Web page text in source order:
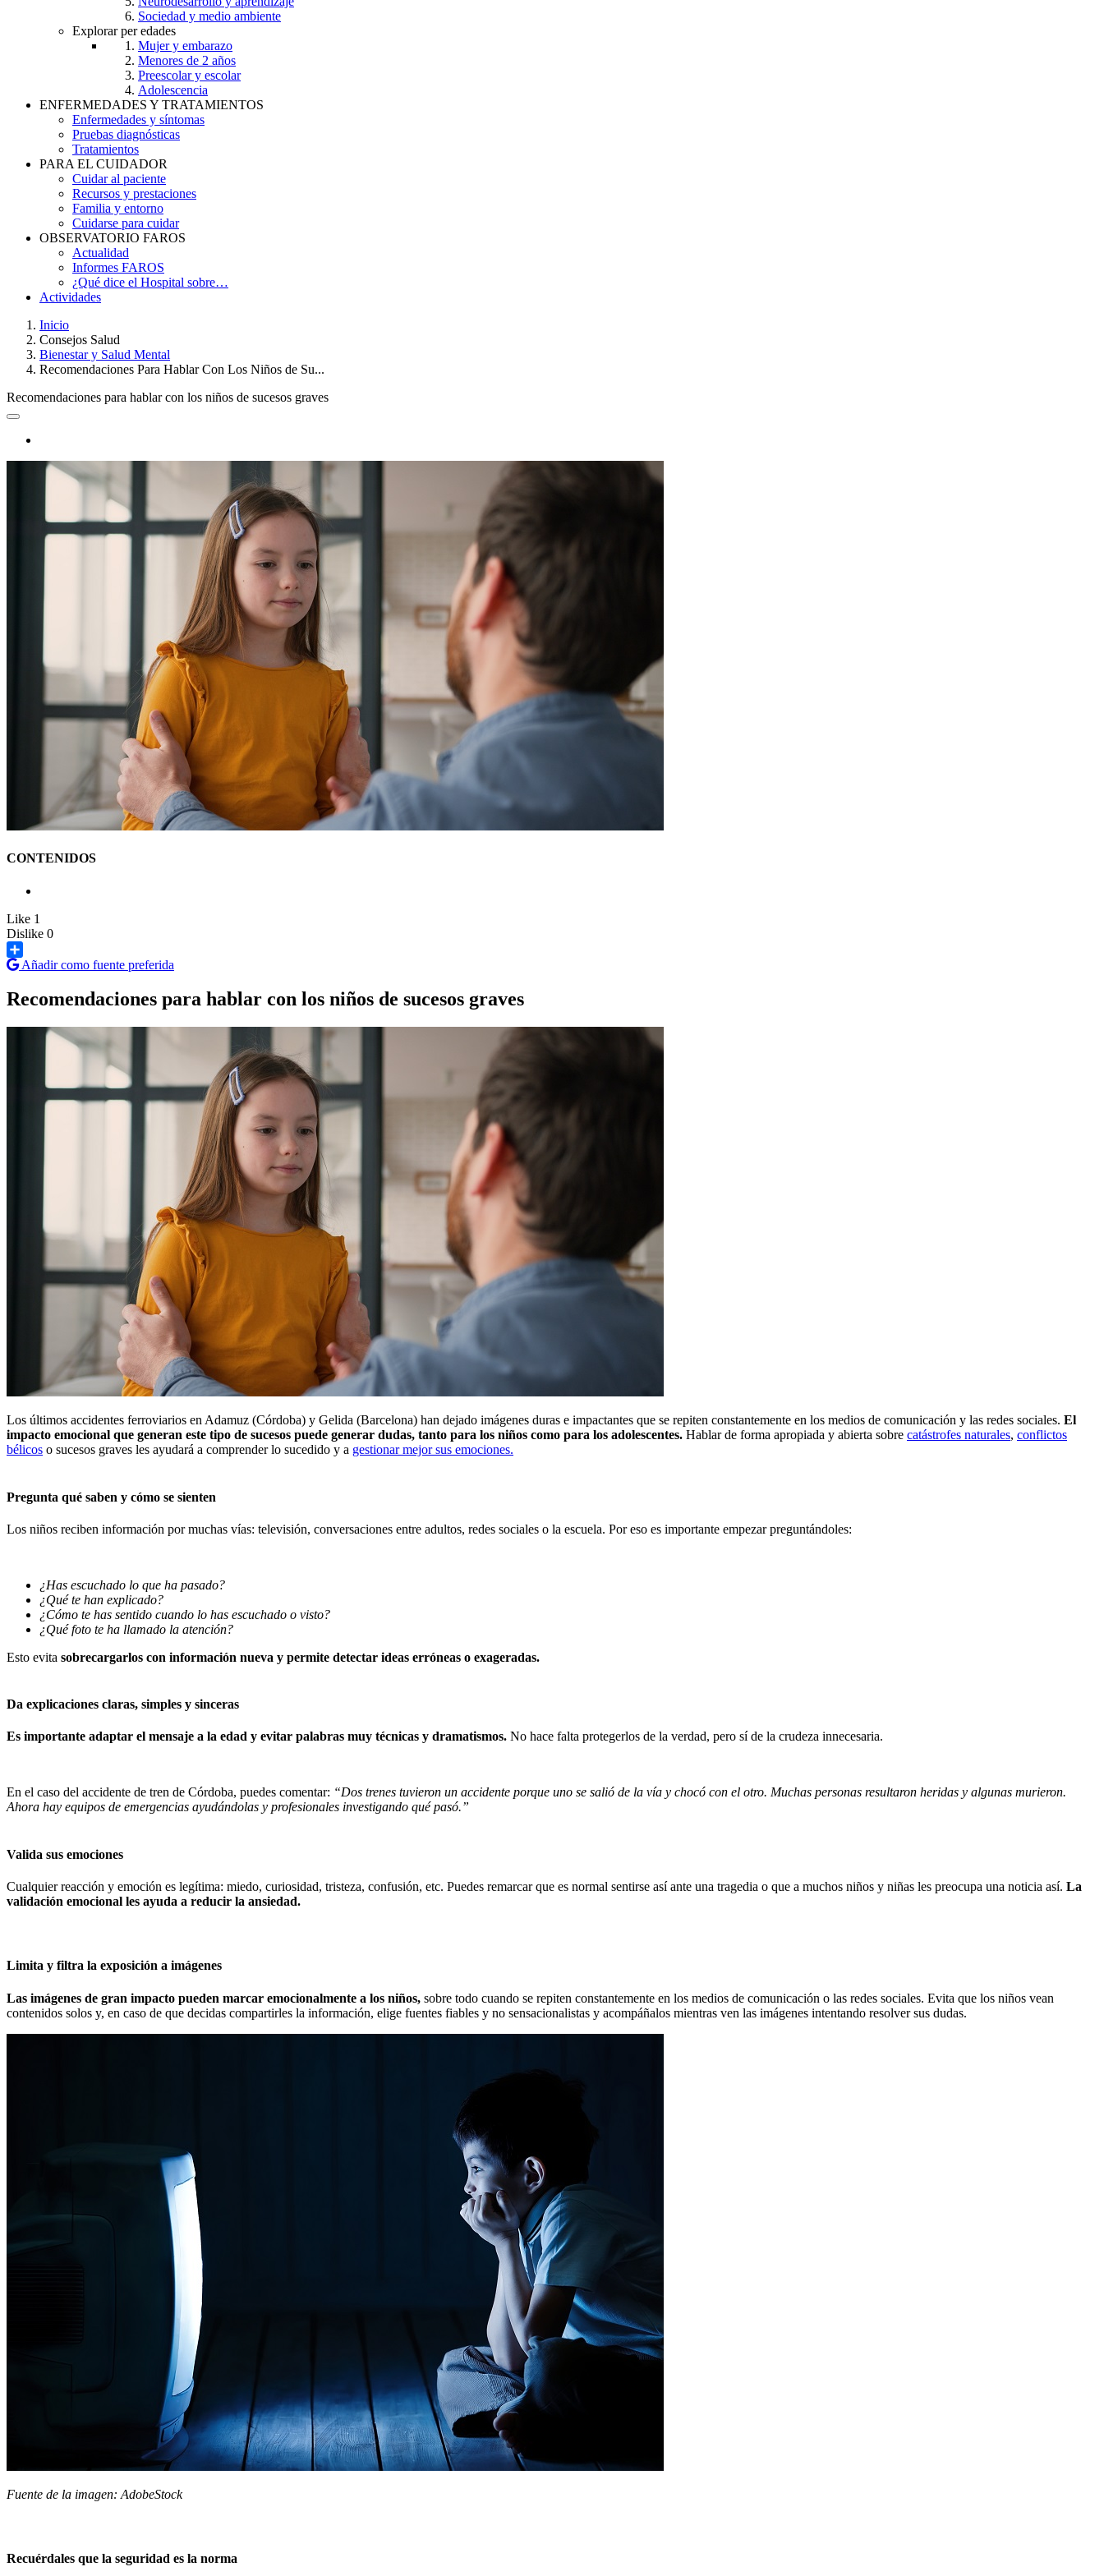
Sociedad y medio ambiente
Explorar per edades
Mujer y embarazo
Menores de 2 años
Preescolar y escolar
Adolescencia
ENFERMEDADES Y TRATAMIENTOS
Enfermedades y síntomas
Pruebas diagnósticas
Tratamientos
PARA EL CUIDADOR
Cuidar al paciente
Recursos y prestaciones
Familia y entorno
Cuidarse para cuidar
OBSERVATORIO FAROS
Actualidad
Informes FAROS
¿Qué dice el Hospital sobre…
Actividades
Breadcrumb
Inicio
Consejos Salud
Bienestar y Salud Mental
Recomendaciones Para Hablar Con Los Niños de Su...
Recomendaciones para hablar con los niños de sucesos graves
CONTENIDOS
Like 1
Dislike 0
Share
Añadir como fuente preferida
Recomendaciones para hablar con los niños de sucesos graves
Los últimos accidentes ferroviarios en Adamuz (Córdoba) y Gelida (Barcelona) han dejado imágenes duras e impactantes que se repiten constantemente en los medios de comunicación y las redes sociales. El
impacto emocional que generan este tipo de sucesos puede generar dudas, tanto para los niños como para los adolescentes. Hablar de forma apropiada y abierta sobre catástrofes naturales, conflictos
bélicos o sucesos graves les ayudará a comprender lo sucedido y a gestionar mejor sus emociones.
Pregunta qué saben y cómo se sienten
Los niños reciben información por muchas vías: televisión, conversaciones entre adultos, redes sociales o la escuela. Por eso es importante empezar preguntándoles:
¿Has escuchado lo que ha pasado?
¿Qué te han explicado?
¿Cómo te has sentido cuando lo has escuchado o visto?
¿Qué foto te ha llamado la atención?
Esto evita sobrecargarlos con información nueva y permite detectar ideas erróneas o exageradas.
Da explicaciones claras, simples y sinceras
Es importante adaptar el mensaje a la edad y evitar palabras muy técnicas y dramatismos. No hace falta protegerlos de la verdad, pero sí de la crudeza innecesaria.
En el caso del accidente de tren de Córdoba, puedes comentar: “Dos trenes tuvieron un accidente porque uno se salió de la vía y chocó con el otro. Muchas personas resultaron heridas y algunas murieron.
Ahora hay equipos de emergencias ayudándolas y profesionales investigando qué pasó.”
Valida sus emociones
Cualquier reacción y emoción es legítima: miedo, curiosidad, tristeza, confusión, etc. Puedes remarcar que es normal sentirse así ante una tragedia o que a muchos niños y niñas les preocupa una noticia así. La
validación emocional les ayuda a reducir la ansiedad.
Limita y filtra la exposición a imágenes
Las imágenes de gran impacto pueden marcar emocionalmente a los niños, sobre todo cuando se repiten constantemente en los medios de comunicación o las redes sociales. Evita que los niños vean
contenidos solos y, en caso de que decidas compartirles la información, elige fuentes fiables y no sensacionalistas y acompáñalos mientras ven las imágenes intentando resolver sus dudas.
Fuente de la imagen: AdobeStock
Recuérdales que la seguridad es la norma